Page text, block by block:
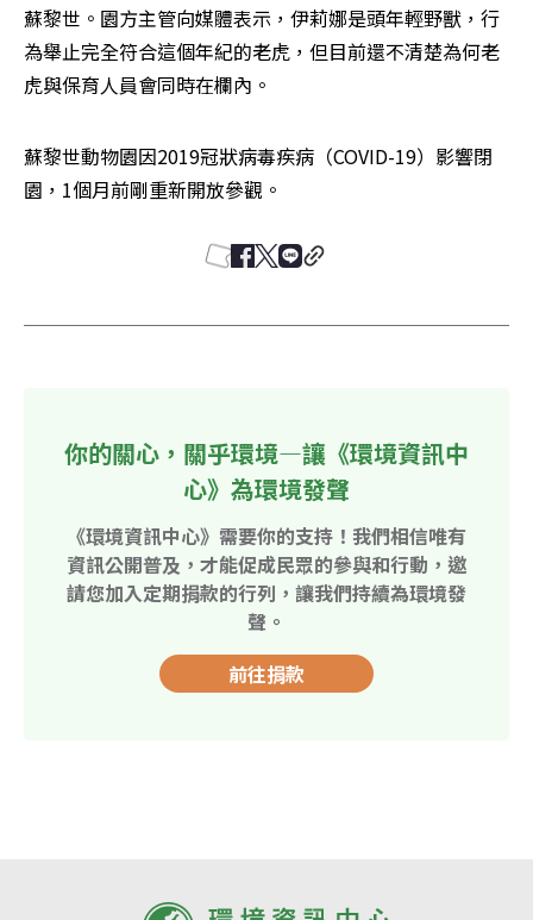
蘇黎世。園方主管向媒體表示，伊莉娜是頭年輕野獸，行
為舉止完全符合這個年紀的老虎，但目前還不清楚為何老
虎與保育人員會同時在欄內。
蘇黎世動物園因2019冠狀病毒疾病（COVID-19）影響閉
園，1個月前剛重新開放參觀。
你的關心，關乎環境—讓《環境資訊中
心》為環境發聲
《環境資訊中心》需要你的支持！我們相信唯有
資訊公開普及，才能促成民眾的參與和行動，邀
請您加入定期捐款的行列，讓我們持續為環境發
聲。
前往捐款